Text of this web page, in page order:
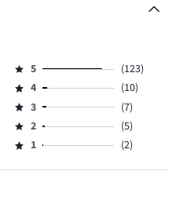
Ocena
5,
ilość
głosów
123.
5
(123)
Ocena
4,
ilość
głosów
4
(10)
Ocena
3,
ilość
3
(7)
Ocena
2,
2
(5)
Ocena
1,
1 (2)